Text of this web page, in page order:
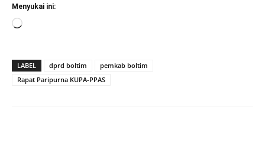
Menyukai ini:
Memuat...
LABEL dprd boltim
pemkab boltim
Rapat Paripurna KUPA-PPAS